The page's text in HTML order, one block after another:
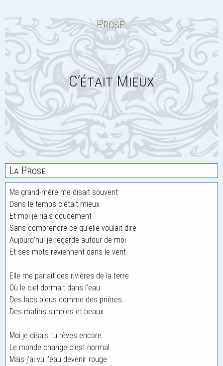
Prose:
C’était Mieux
La Prose
Ma grand-mère me disait souvent
Dans le temps c’était mieux
Et moi je riais doucement
Sans comprendre ce qu’elle voulait dire
Aujourd’hui je regarde autour de moi
Et ses mots reviennent dans le vent
Elle me parlait des rivières de la terre
Où le ciel dormait dans l’eau
Des lacs bleus comme des prières
Des matins simples et beaux
Moi je disais tu rêves encore
Le monde change c’est normal
Mais j’ai vu l’eau devenir rouge